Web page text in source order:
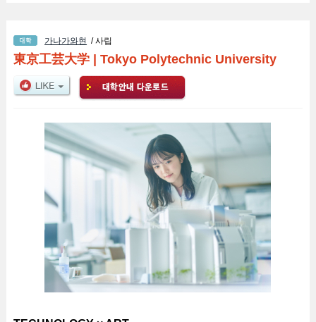
가나가와현 / 사립
東京工芸大学| Tokyo Polytechnic University